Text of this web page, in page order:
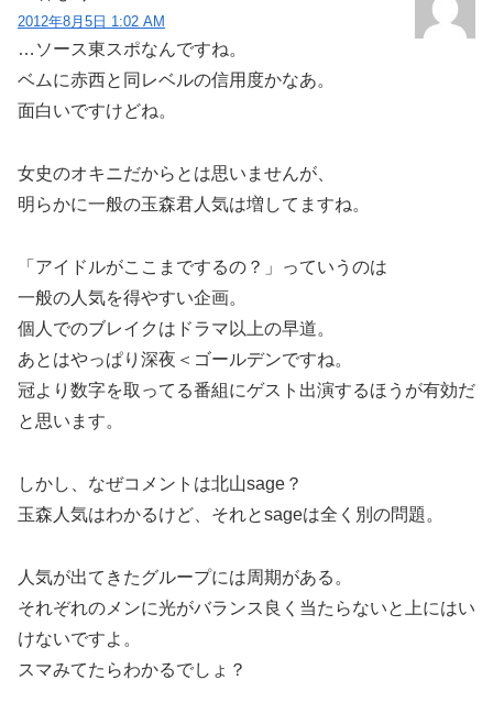
2012年8月5日 1:02 AM
…ソース東スポなんですね。
ベムに赤西と同レベルの信用度かなあ。
面白いですけどね。
女史のオキニだからとは思いませんが、
明らかに一般の玉森君人気は増してますね。
「アイドルがここまでするの？」っていうのは
一般の人気を得やすい企画。
個人でのブレイクはドラマ以上の早道。
あとはやっぱり深夜＜ゴールデンですね。
冠より数字を取ってる番組にゲスト出演するほうが有効だ
と思います。
しかし、なぜコメントは北山sage？
玉森人気はわかるけど、それとsageは全く別の問題。
人気が出てきたグループには周期がある。
それぞれのメンに光がバランス良く当たらないと上にはい
けないですよ。
スマみてたらわかるでしょ？